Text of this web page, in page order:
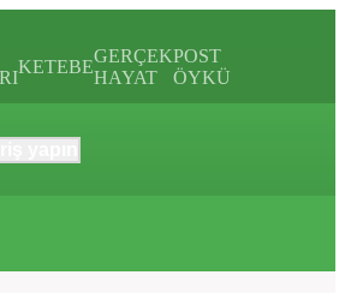
KETEBE
GERÇEK
HAYAT
POST
ÖYKÜ